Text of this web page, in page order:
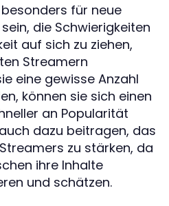
für neue
die Schwierigkeiten
auf sich zu ziehen,
Streamern
eine gewisse Anzahl
können sie sich einen
an Popularität
dazu beitragen, das
zu stärken, da
ihre Inhalte
und schätzen.